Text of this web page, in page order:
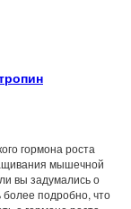
гормона роста
мышечной
вы задумались о
более подробно, что